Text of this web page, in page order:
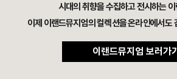
시대의 취향을 수집하고 전시하는
이제 이랜드뮤지엄의 컬렉션을 온라인에서도
이랜드뮤지엄 보러가기